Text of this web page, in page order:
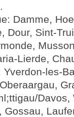
Damme,
Dour, Sint-
Lierde,
Yverdon-les-
Gossau,